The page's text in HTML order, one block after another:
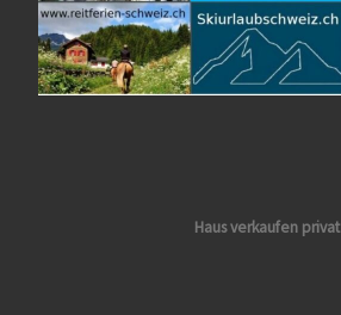
Haus verkaufen privat